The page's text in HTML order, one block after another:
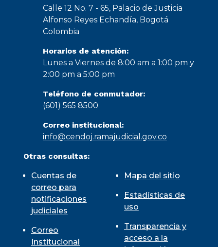
Calle 12 No. 7 - 65, Palacio de Justicia
Alfonso Reyes Echandía, Bogotá
Colombia
Horarios de atención:
Lunes a Viernes de 8:00 am a 1:00 pm y
2:00 pm a 5:00 pm
Teléfono de conmutador:
(601) 565 8500
Correo institucional:
info@cendoj.ramajudicial.gov.co
Otras consultas:
Cuentas de
correo para
notificaciones
judiciales
Correo
Institucional
Mapa del sitio
Estadísticas de
uso
Transparencia y
acceso a la